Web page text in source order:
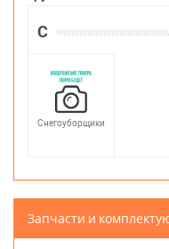
С
Снегоуборщики
Запчасти и